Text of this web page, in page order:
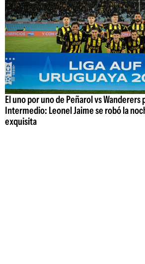
El uno por uno de Peñarol vs
Intermedio: Leonel Jaime se robó la
exquisita